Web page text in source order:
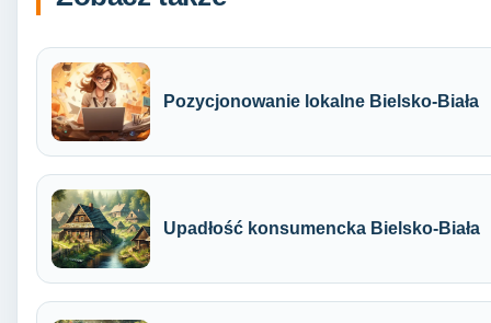
Pozycjonowanie lokalne Bielsko-Biała
Upadłość konsumencka Bielsko-Biała